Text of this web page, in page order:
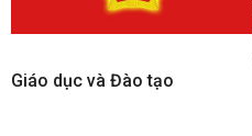
Giáo dục và Đào tạo